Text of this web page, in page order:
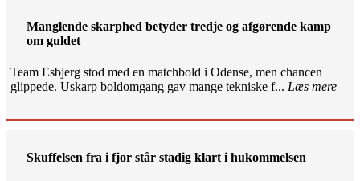
Manglende skarphed betyder tredje og afgørende kamp
om guldet
Team Esbjerg stod med en matchbold i Odense, men chancen
glippede. Uskarp boldomgang gav mange tekniske f... Læs mere
Skuffelsen fra i fjor står stadig klart i hukommelsen